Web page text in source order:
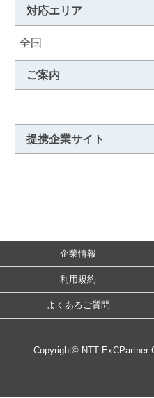
対応エリア
全国
ご案内
提携企業サイト
企業情報
利用規約
よくあるご質問
Copyright© NTT ExCPartner